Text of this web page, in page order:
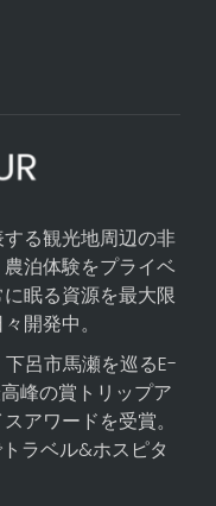
る観光地周辺の非
泊体験をプライベ
眠る資源を最大限
開発中。
呂市馬瀬を巡るE-
峰の賞トリップア
アワードを受賞。
ラベル&ホスピタ